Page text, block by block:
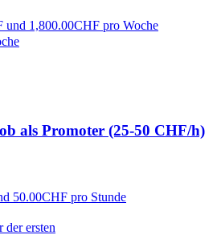
und 1,800.00CHF pro Woche
als Promoter (25-50 CHF/h)
50.00CHF pro Stunde
ersten